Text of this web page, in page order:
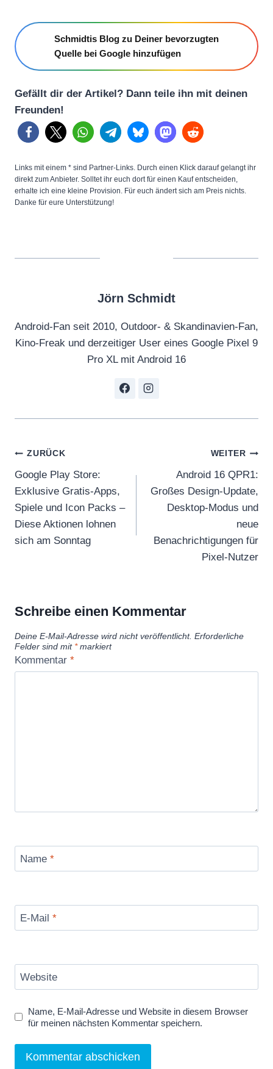
Schmidtis Blog zu Deiner bevorzugten
Quelle bei Google hinzufügen
Gefällt dir der Artikel? Dann teile ihn mit deinen
Freunden!
Links mit einem * sind Partner-Links. Durch einen Klick darauf gelangt ihr
direkt zum Anbieter. Solltet ihr euch dort für einen Kauf entscheiden,
erhalte ich eine kleine Provision. Für euch ändert sich am Preis nichts.
Danke für eure Unterstützung!
Jörn Schmidt
Android-Fan seit 2010, Outdoor- & Skandinavien-Fan,
Kino-Freak und derzeitiger User eines Google Pixel 9
Pro XL mit Android 16
Beitragsnavigation
ZURÜCK
Google Play Store:
Exklusive Gratis-Apps,
Spiele und Icon Packs –
Diese Aktionen lohnen
sich am Sonntag
WEITER
Android 16 QPR1:
Großes Design-Update,
Desktop-Modus und
neue
Benachrichtigungen für
Pixel-Nutzer
Schreibe einen Kommentar
Deine E-Mail-Adresse wird nicht veröffentlicht. Erforderliche
Felder sind mit *markiert
Kommentar *
Name *
E-Mail *
Website
Name, E-Mail-Adresse und Website in diesem Browser
für meinen nächsten Kommentar speichern.